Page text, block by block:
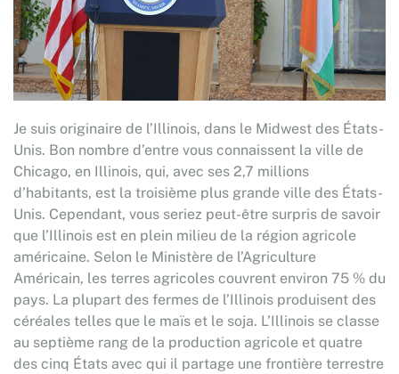
Je suis originaire de l’Illinois, dans le Midwest des États-
Unis. Bon nombre d’entre vous connaissent la ville de
Chicago, en Illinois, qui, avec ses 2,7 millions
d’habitants, est la troisième plus grande ville des États-
Unis. Cependant, vous seriez peut-être surpris de savoir
que l’Illinois est en plein milieu de la région agricole
américaine. Selon le Ministère de l’Agriculture
Américain, les terres agricoles couvrent environ 75 % du
pays. La plupart des fermes de l’Illinois produisent des
céréales telles que le maïs et le soja. L’Illinois se classe
au septième rang de la production agricole et quatre
des cinq États avec qui il partage une frontière terrestre